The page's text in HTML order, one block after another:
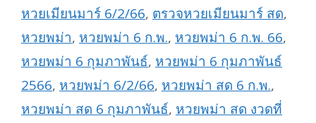
หวยเมียนมาร์ 6/2/66, ตรวจหวยเมียนมาร์ สด,
หวยพม่า, หวยพม่า 6 ก.พ., หวยพม่า 6 ก.พ. 66,
หวยพม่า 6 กุมภาพันธ์, หวยพม่า 6 กุมภาพันธ์
2566, หวยพม่า 6/2/66, หวยพม่า สด 6 ก.พ.,
หวยพม่า สด 6 กุมภาพันธ์, หวยพม่า สด งวดที่